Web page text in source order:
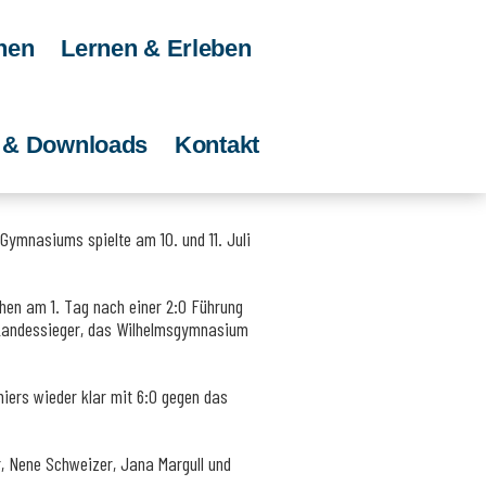
Lernen & Erleben
Downloads Kontakt
spielte am 10. und 11. Juli
am 1. Tag nach einer 2:0 Führung
das Wilhelmsgymnasium
wieder klar mit 6:0 gegen das
Schweizer, Jana Margull und